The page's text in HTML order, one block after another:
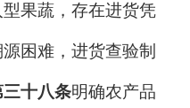
果蔬，存在进货凭
困难，进货查验制
十八条明确农产品